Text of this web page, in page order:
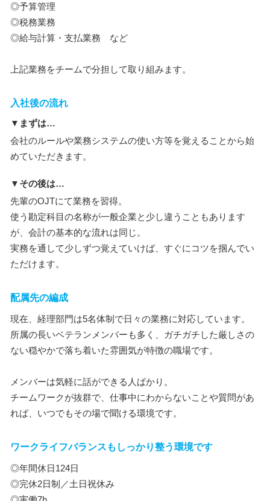
◎予算管理
◎税務業務
◎給与計算・支払業務 など
上記業務をチームで分担して取り組みます。
入社後の流れ
▼まずは…
会社のルールや業務システムの使い方等を覚えることから始
めていただきます。
▼その後は…
先輩のOJTにて業務を習得。
使う勘定科目の名称が一般企業と少し違うこともあります
が、会計の基本的な流れは同じ。
実務を通して少しずつ覚えていけば、すぐにコツを掴んでい
ただけます。
配属先の編成
現在、経理部門は5名体制で日々の業務に対応しています。
所属の長いベテランメンバーも多く、ガチガチした厳しさの
ない穏やかで落ち着いた雰囲気が特徴の職場です。
メンバーは気軽に話ができる人ばかり。
チームワークが抜群で、仕事中にわからないことや質問があ
れば、いつでもその場で聞ける環境です。
ワークライフバランスもしっかり整う環境です
◎年間休日124日
◎完休2日制／土日祝休み